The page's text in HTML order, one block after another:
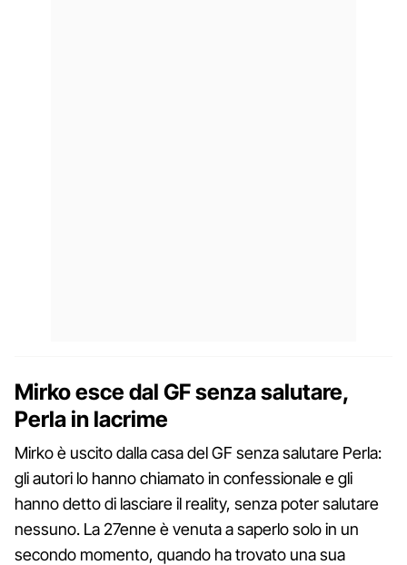
Mirko esce dal GF senza salutare,
Perla in lacrime
Mirko è uscito dalla casa del GF senza salutare Perla:
gli autori lo hanno chiamato in confessionale e gli
hanno detto di lasciare il reality, senza poter salutare
nessuno. La 27enne è venuta a saperlo solo in un
secondo momento, quando ha trovato una sua